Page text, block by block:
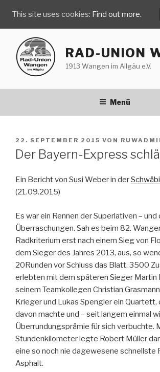
Inhalt
springen
RAD-UNION
1913 Wangen im Allgäu e.V.
Menü
VERÖFFENTLICHT
AM
22. SEPTEMBER 2015 VON
Der Bayern-Express
Ein Bericht von Susi Weber in der
(21.09.2015)
Es war ein Rennen der Superlativen – und
Überraschungen. Sah es beim 82.
Radkriterium erst nach einem Sieg von
dem Sieger des Jahres 2013, aus, so
20Runden vor Schluss das Blatt. 3500
erlebten mit dem späteren Sieger Martin
seinem Teamkollegen Christian
Krieger und Lukas Spengler ein Quartett,
davon machte und – seit langem einmal
Überrundungsprämie für sich verbuchte.
Stundenkilometer legte Robert Müller
eine so noch nie dagewesene schnellste
Asphalt.
This site uses cookies: Find out more.